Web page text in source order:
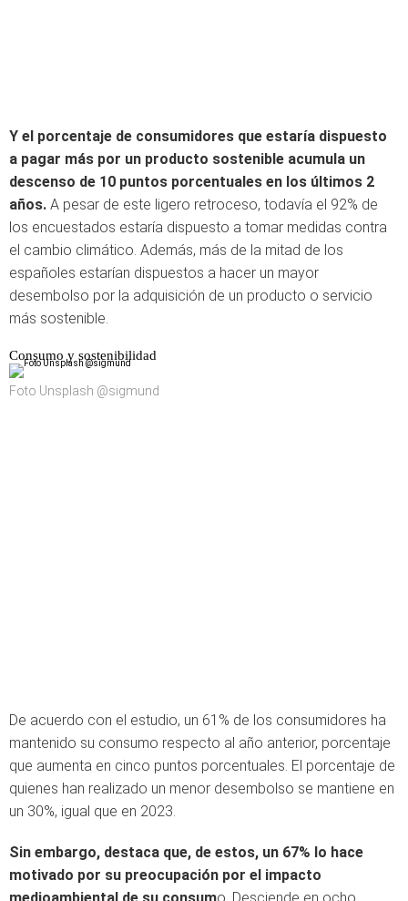
Y el porcentaje de consumidores que estaría dispuesto
a pagar más por un producto sostenible acumula un
descenso de 10 puntos porcentuales en los últimos 2
años. A pesar de este ligero retroceso, todavía el 92% de
los encuestados estaría dispuesto a tomar medidas contra
el cambio climático. Además, más de la mitad de los
españoles estarían dispuestos a hacer un mayor
desembolso por la adquisición de un producto o servicio
más sostenible.
Consumo y sostenibilidad
Foto Unsplash @sigmund
De acuerdo con el estudio, un 61% de los consumidores ha
mantenido su consumo respecto al año anterior, porcentaje
que aumenta en cinco puntos porcentuales. El porcentaje de
quienes han realizado un menor desembolso se mantiene en
un 30%, igual que en 2023.
Sin embargo, destaca que, de estos, un 67% lo hace
motivado por su preocupación por el impacto